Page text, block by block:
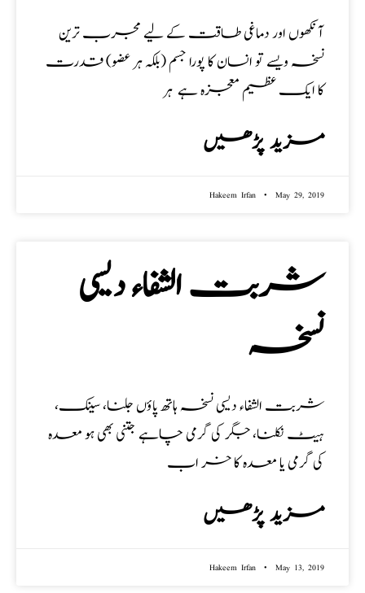
آنکھوں اور دماغی طاقت کے لیے مجرب ترین
نسخہ ویسے تو انسان کا پورا جسم (بلکہ ہر عضو) قدرت
کا ایک عظیم معجزہ ہے ہر
مزید پڑھیں
Hakeem Irfan May 29, 2019
شربت الشفاء دیسی
نسخہ
شربت الشفاء دیسی نسخہ ہاتھ پاؤں جلنا، سینک،
ہیٹ نکلنا، جگر کی گرمی چاہے جتنی بھی ہو معدہ
کی گرمی یا معدہ کا خر اب
مزید پڑھیں
Hakeem Irfan May 13, 2019